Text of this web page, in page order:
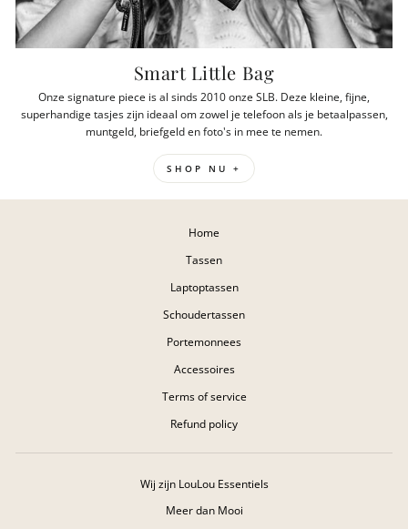
Smart Little Bag
Onze signature piece is al sinds 2010 onze SLB. Deze kleine, fijne,
superhandige tasjes zijn ideaal om zowel je telefoon als je betaalpassen,
muntgeld, briefgeld en foto's in mee te nemen.
SHOP NU +
Home
Tassen
Laptoptassen
Schoudertassen
Portemonnees
Accessoires
Terms of service
Refund policy
Wij zijn LouLou Essentiels
Meer dan Mooi